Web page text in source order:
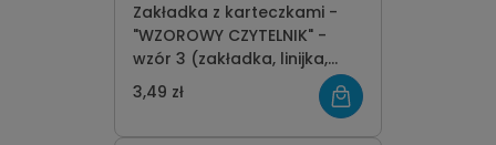
Zakładka z karteczkami -
"WZOROWY CZYTELNIK" -
wzór 3 (zakładka, linijka,
karteczki)
3,49 zł